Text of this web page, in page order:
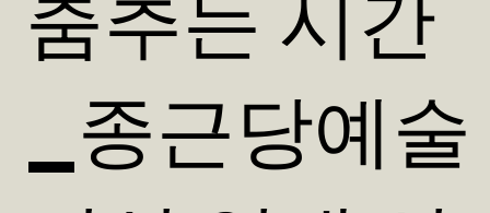
_종근당예술